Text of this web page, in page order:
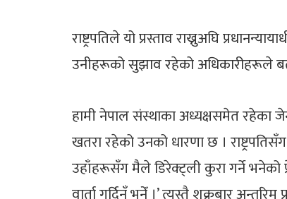
राष्ट्रपतिले यो प्रस्ताव राख्नुअघि
उनीहरूको सुझाव रहेको अधिकारीहरूले
हामी नेपाल संस्थाका अध्यक्षसमेत
खतरा रहेको उनको धारणा छ ।
उहाँहरूसँग मैले डिरेक्ट्ली कुरा गर्ने भनेको